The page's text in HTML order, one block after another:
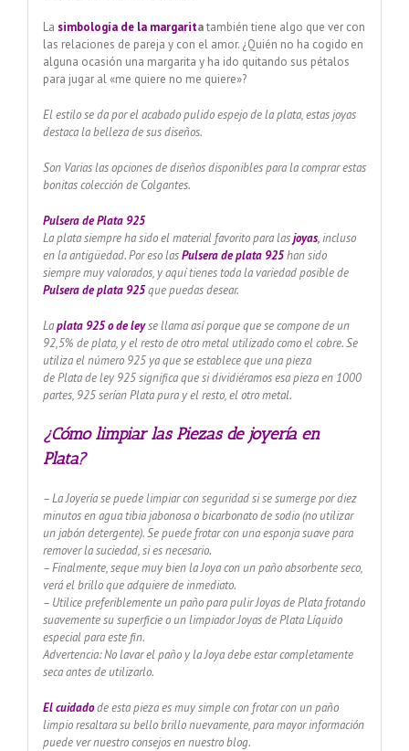
La simbología de la margaritatambién tiene algo que ver con
las relaciones de pareja y con el amor. ¿Quién no ha cogido en
alguna ocasión una margarita y ha ido quitando sus pétalos
para jugar al «me quiere no me quiere»?
El estilo se da por el acabado pulido espejo de la plata, estas joyas
destaca la belleza de sus diseños.
Son Varias las opciones de diseños disponibles para la comprar estas
bonitas colección de Colgantes.
Pulsera de Plata 925
La plata siempre ha sido el material favorito para lasjoyas,incluso
en la antigüedad. Por eso lasPulsera de plata 925 han sido
siempre muy valorados, y aquí tienes toda la variedad posible de
Pulserade plata 925que puedas desear.
Laplata 925 o de leyse llama así porque que se compone de un
92,5% de plata, y el resto de otro metal utilizado como el cobre. Se
utiliza el número 925 ya que se establece que una pieza
de Plata de ley 925 significa que si dividiéramos esa pieza en 1000
partes, 925 serían Plata pura y el resto, el otro metal.
¿Cómo limpiar las Piezas de joyería en
Plata?
– La Joyería se puede limpiar con seguridad si se sumerge por diez
minutos en agua tibia jabonosa o bicarbonato de sodio (no utilizar
un jabón detergente). Se puede frotar con una esponja suave para
remover la suciedad, si es necesario.
– Finalmente, seque muy bien la Joya con un paño absorbente seco,
verá el brillo que adquiere de inmediato.
– Utilice preferiblemente un paño para pulir Joyas de Plata frotando
suavemente su superficie o un limpiador Joyas de Plata Líquido
especial para este fin.
Advertencia: No lavar el paño y la Joya debe estar completamente
seca antes de utilizarlo.
El cuidadode esta pieza es muy simple con frotar con un paño
limpio resaltara su bello brillo nuevamente, para mayor información
puede ver nuestro consejos en nuestro blog.